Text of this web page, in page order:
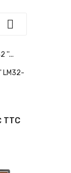

LM32-
TTC